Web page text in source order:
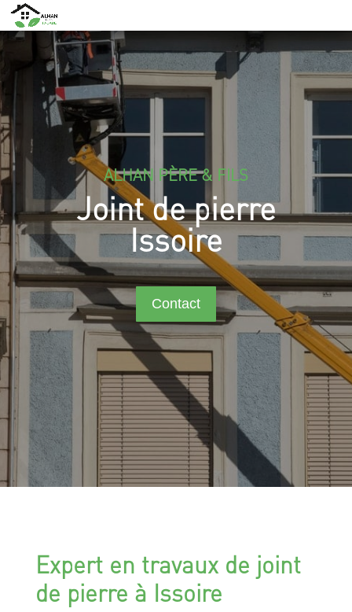
ALHAN PÈRE & FILS
Joint de pierre
Issoire
Contact
Expert en travaux de joint
de pierre à Issoire